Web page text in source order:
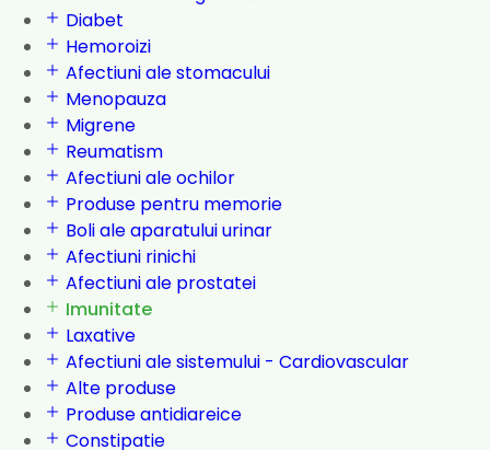
Diabet
Hemoroizi
Afectiuni ale stomacului
Menopauza
Migrene
Reumatism
Afectiuni ale ochilor
Produse pentru memorie
Boli ale aparatului urinar
Afectiuni rinichi
Afectiuni ale prostatei
Imunitate
Laxative
Afectiuni ale sistemului - Cardiovascular
Alte produse
Produse antidiareice
Constipatie